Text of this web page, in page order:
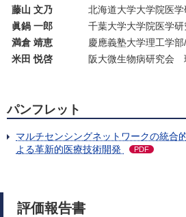
藤山 文乃
眞鍋 一郎
満倉 靖恵
米田 悦啓
北海道大学大学院医
千葉大学大学院医学
慶應義塾大学理工学
阪大微生物病研究会
パンフレット
マルチセンシングネットワークの統合
よる革新的医療技術開発
PDF
評価報告書